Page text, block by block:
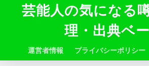
芸能人の気になる
理・出典ベ
運営者情報 プライバシーポリシー